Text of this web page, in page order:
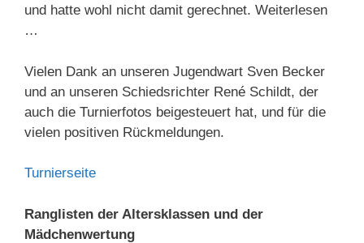
und hatte wohl nicht damit gerechnet. Weiterlesen
…
Vielen Dank an unseren Jugendwart Sven Becker
und an unseren Schiedsrichter René Schildt, der
auch die Turnierfotos beigesteuert hat, und für die
vielen positiven Rückmeldungen.
Turnierseite
Ranglisten der Altersklassen und der
Mädchenwertung